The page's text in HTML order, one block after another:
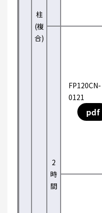
柱
(複
合)
2
時
間
FP120CN-
0121
pdf